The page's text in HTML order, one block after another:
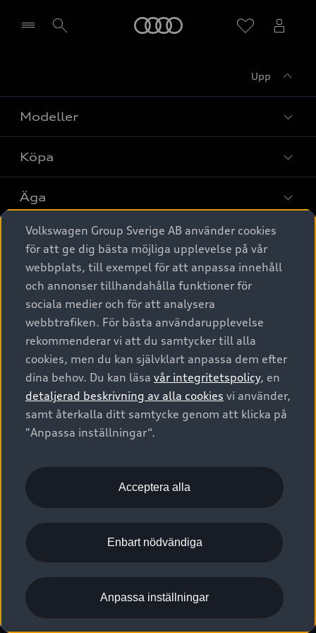
Upp
Modeller
Alla modeller
Elbilar
A6 modellerna
SUV
Avant
Audi Sport
Köpa
Privaterbjudanden
Privatleasing
Nya bilar i lager
Begagnade bilar i lager
Audi approved :plus - så gott som nya
Finansiering
Audi exclusive
Provkörning
Äga
Service & tillbehör
Audi digital services
Originaltillbehör - köp online
Garantier
Försäkring
Digitala manualer för din Audi
Audi Collection – livsstilsartiklar
Vanliga frågor
2G/3G nätet stängs ned - Hur påverkas min bil av detta?
Tjänstebil
Tjänstebil
Business lease online
Företagsleasing
Om Audi Sverige
Kontakta oss
Audi Återförsäljare/-serviceverkstad
myAudi
Pressmeddelanden
Nyhetsbrev
Vårt hållbarhetsarbete
Lediga tjänster huvudkontor
Lediga tjänster hos Audi Återförsäljare
Kommentar till mediauppgifter om dataläcka
© 2026 AUDI SVERIGE. All Rights Reserved.
Utgivare Juridiskt
Juridiskt Audi AG
Juridiskt Audi Digital Giveaway
Anpassa inställningar för cookies
Visselblåsarkanaler
Volkswagen Group Sverige AB använder cookies
för att ge dig bästa möjliga upplevelse på vår
webbplats, till exempel för att anpassa innehåll
och annonser tillhandahålla funktioner för
sociala medier och för att analysera
webbtrafiken. För bästa användarupplevelse
rekommenderar vi att du samtycker till alla
cookies, men du kan självklart anpassa dem efter
dina behov. Du kan läsa vår integritetspolicy, en
detaljerad beskrivning av alla cookies vi använder,
samt återkalla ditt samtycke genom att klicka på
"Anpassa inställningar“.
Acceptera alla
Enbart nödvändiga
Anpassa inställningar